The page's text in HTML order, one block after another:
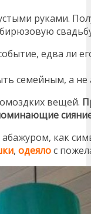
руками.
едва ли
семейным, а
вещей.
как
, одеялос